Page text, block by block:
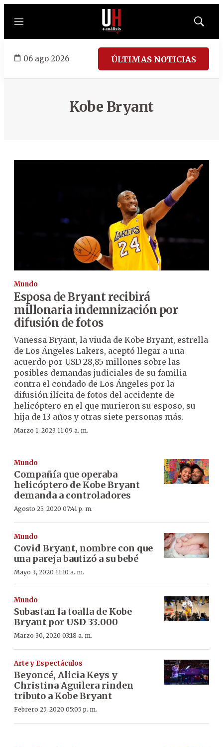
Menú
Mostrar
06 ago 2026 ÚLTIMAS NOTICIAS
Kobe Bryant
Mundo
Esposa de Bryant recibirá
millonaria indemnización por
difusión de fotos
Vanessa Bryant, la viuda de Kobe Bryant, estrella
de Los Ángeles Lakers, aceptó llegar a una
acuerdo por USD 28,85 millones sobre las
posibles demandas judiciales de su familia
contra el condado de Los Ángeles por la
difusión ilícita de fotos del accidente de
helicóptero en el que murieron su esposo, su
hija de 13 años y otras siete personas más.
Marzo 1, 2023 11:09 a. m.
Mundo
Compañía que operaba
helicóptero de Kobe Bryant
demanda a controladores
Agosto 25, 2020 07:41 p. m.
Mundo
Covid Bryant, nombre con que
una pareja bautizó a su bebé
Mayo 3, 2020 11:10 a. m.
Mundo
Subastan la toalla de Kobe
Bryant por USD 33.000
Marzo 30, 2020 03:18 a. m.
Arte y Espectáculos
Beyoncé, Alicia Keys y
Christina Aguilera rinden
tributo a Kobe Bryant
Febrero 25, 2020 05:05 p. m.